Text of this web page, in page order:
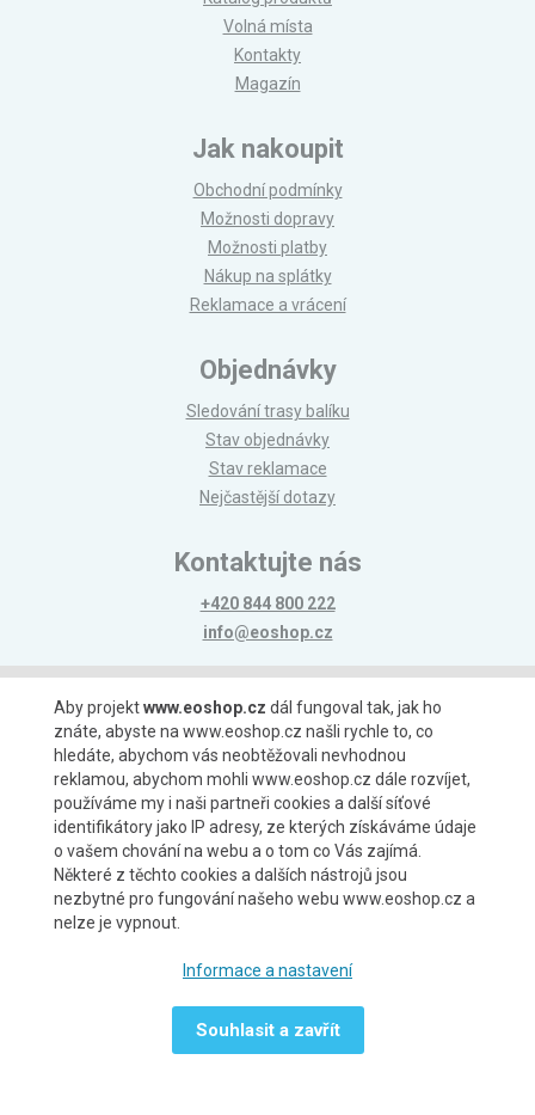
Volná místa
Kontakty
Magazín
Jak nakoupit
Obchodní podmínky
Možnosti dopravy
Možnosti platby
Nákup na splátky
Reklamace a vrácení
Objednávky
Sledování trasy balíku
Stav objednávky
Stav reklamace
Nejčastější dotazy
Kontaktujte nás
+420 844 800 222
info@eoshop.cz
Možnosti platby
Možnosti dopravy
Aby projektwww.eoshop.cz dál fungoval tak, jak ho
znáte, abyste na www.eoshop.cz našli rychle to, co
hledáte, abychom vás neobtěžovali nevhodnou
reklamou, abychom mohli www.eoshop.cz dále rozvíjet,
používáme my i naši partneři cookies a další síťové
identifikátory jako IP adresy, ze kterých získáváme údaje
o vašem chování na webu a o tom co Vás zajímá.
Některé z těchto cookies a dalších nástrojů jsou
nezbytné pro fungování našeho webu www.eoshop.cz a
nelze je vypnout.
Informace a nastavení
Souhlasit a zavřít